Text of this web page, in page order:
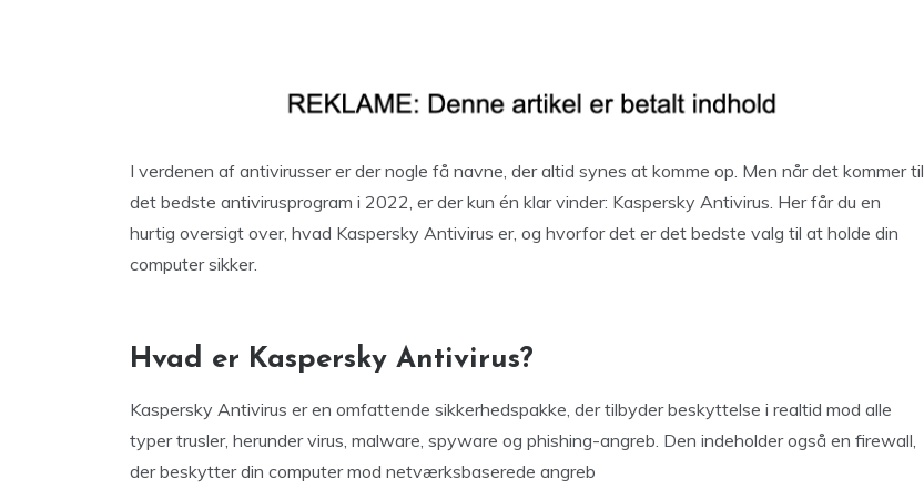
I verdenen af antivirusser er der nogle få navne, der altid synes at komme op. Men når det kommer til
det bedste antivirusprogram i 2022, er der kun én klar vinder: Kaspersky Antivirus. Her får du en
hurtig oversigt over, hvad Kaspersky Antivirus er, og hvorfor det er det bedste valg til at holde din
computer sikker.
Hvad er Kaspersky Antivirus?
Kaspersky Antivirus er en omfattende sikkerhedspakke, der tilbyder beskyttelse i realtid mod alle
typer trusler, herunder virus, malware, spyware og phishing-angreb. Den indeholder også en firewall,
der beskytter din computer mod netværksbaserede angreb